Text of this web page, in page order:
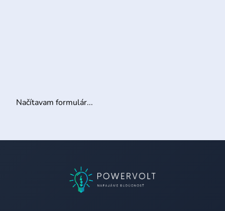
Načítavam formulár...